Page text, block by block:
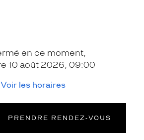
en ce moment,
10 août 2026, 09:00
Voir les horaires
PRENDRE RENDEZ‑VOUS